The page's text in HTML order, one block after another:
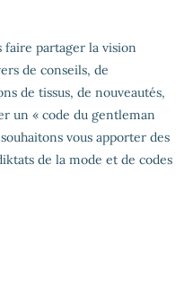
faire partager la vision
de conseils, de
de tissus, de nouveautés,
un « code du gentleman
vous apporter des
de la mode et de codes